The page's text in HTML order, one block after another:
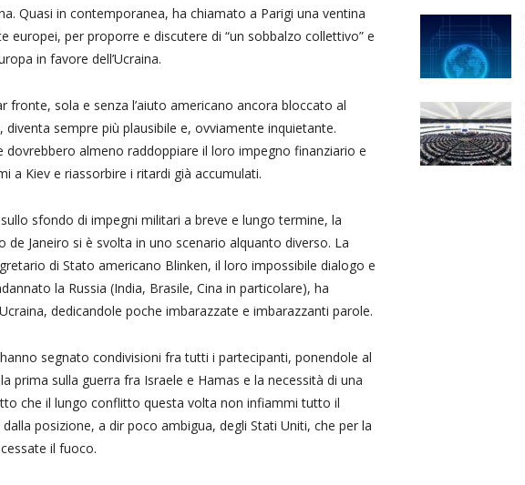
Quasi in contemporanea, ha chiamato a Parigi una ventina
europei, per proporre e discutere di “un sobbalzo collettivo” e
in favore dell’Ucraina.
fronte, sola e senza l’aiuto americano ancora bloccato al
diventa sempre più plausibile e, ovviamente inquietante.
dovrebbero almeno raddoppiare il loro impegno finanziario e
a Kiev e riassorbire i ritardi già accumulati.
sfondo di impegni militari a breve e lungo termine, la
de Janeiro si è svolta in uno scenario alquanto diverso. La
di Stato americano Blinken, il loro impossibile dialogo e
la Russia (India, Brasile, Cina in particolare), ha
dedicandole poche imbarazzate e imbarazzanti parole.
segnato condivisioni fra tutti i partecipanti, ponendole al
prima sulla guerra fra Israele e Hamas e la necessità di una
che il lungo conflitto questa volta non infiammi tutto il
posizione, a dir poco ambigua, degli Stati Uniti, che per la
il fuoco.